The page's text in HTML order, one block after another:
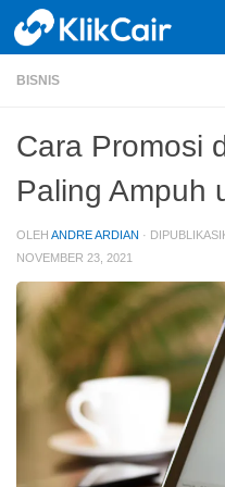
Skip to content
BISNIS
Cara Promosi
Paling Ampuh
OLEH ANDRE ARDIAN ·
NOVEMBER 23, 2021